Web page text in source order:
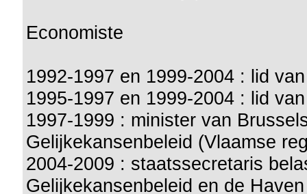
Economiste
1992-1997 en 1999-2004 : lid
1995-1997 en 1999-2004 : lid
1997-1999 : minister van
Gelijkekansenbeleid (Vlaamse
2004-2009 : staatssecretaris
Gelijkekansenbeleid en de